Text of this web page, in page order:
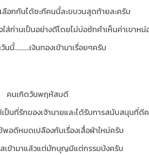
ลือกกันได้ซะทีคนนี้ละขบวนสุดท้ายละครับ
ส่ท่านเป็นอย่างดีโดยไม่บ่อซักคำเห็นค่าเขาห
นนี้..........เงินทองเข้ามาเรื่อยๆครับ
คนเกิดวันพฤหัสบดี
เป็นที่รักของเจ้านายและได้รับการสนับสนุนที่ดี
ช้พอดีหมดเปลืองกับเรื่องเสื้อผ้าใหม่ครับ
สเข้ามาแล้วแต่มักบุญมีแต่กรรมบังครับ